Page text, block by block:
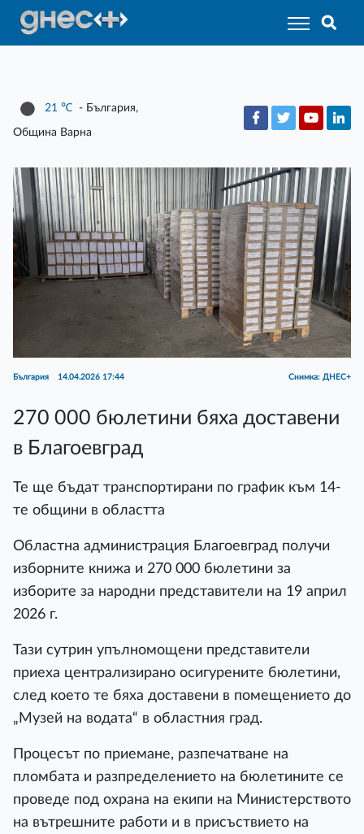
21 ℃ - България,
Община Варна
България 14.04.2026 17:44 Снимка: ДНЕС+
270 000 бюлетини бяха доставени
в Благоевград
Те ще бъдат транспортирани по график към 14-
те общини в областта
Областна администрация Благоевград получи
изборните книжа и 270 000 бюлетини за
изборите за народни представители на 19 април
2026 г.
Тази сутрин упълномощени представители
приеха централизирано осигурените бюлетини,
след което те бяха доставени в помещението до
„Музей на водата“ в областния град.
Процесът по приемане, разпечатване на
пломбата и разпределението на бюлетините се
проведе под охрана на екипи на Министерството
на вътрешните работи и в присъствието на